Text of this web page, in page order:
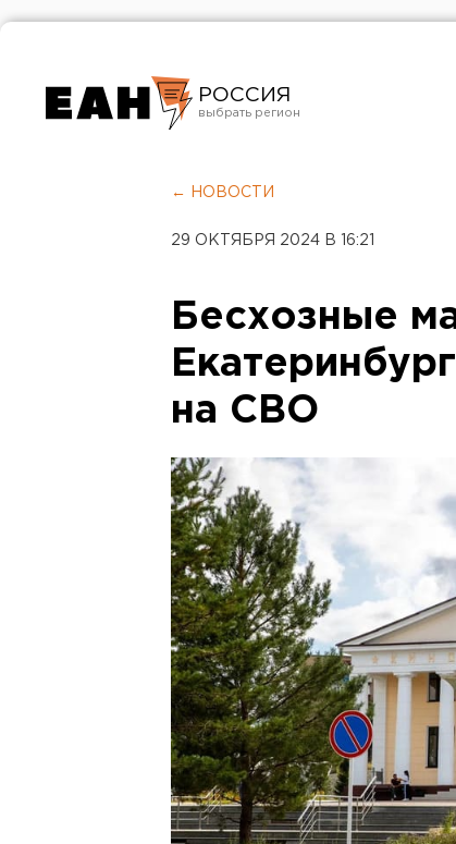
РОССИЯ
Челябинск
← НОВОСТИ
29 ОКТЯБРЯ 2024 В 16:21
Бесхозные
на СВО